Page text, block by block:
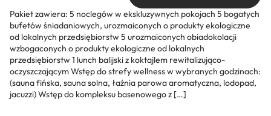
Pakiet zawiera: 5 noclegów w ekskluzywnych pokojach 5 bogatych
bufetów śniadaniowych, urozmaiconych o produkty ekologiczne
od lokalnych przedsiębiorstw 5 urozmaiconych obiadokolacji
wzbogaconych o produkty ekologiczne od lokalnych
przedsiębiorstw 1 lunch balijski z koktajlem rewitalizująco-
oczyszczającym Wstęp do strefy wellness w wybranych godzinach:
(sauna fińska, sauna solna, łaźnia parowa aromatyczna, lodopad,
jacuzzi) Wstęp do kompleksu basenowego z […]